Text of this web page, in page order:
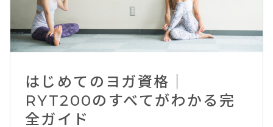
はじめてのヨガ資格｜
RYT200のすべてがわかる完
全ガイド